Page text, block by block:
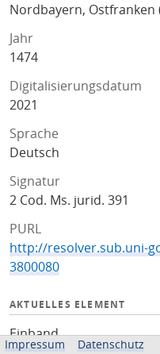
Nordbayern, Ostfranken
Jahr
1474
Digitalisierungsdatum
2021
Sprache
Deutsch
Signatur
2 Cod. Ms. jurid. 391
PURL
http://resolver.sub.uni-
3800080
AKTUELLES ELEMENT
Einband
Impressum Datenschutz